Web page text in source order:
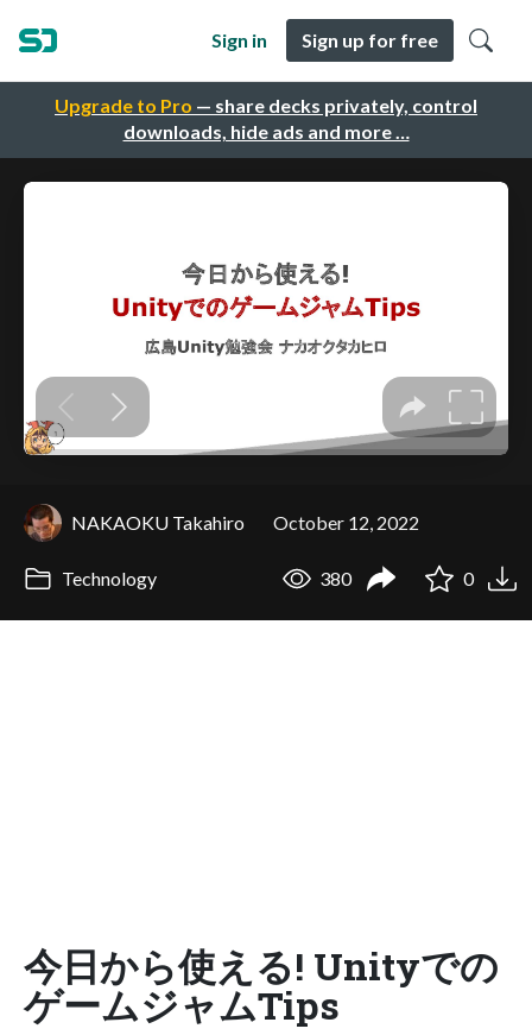
Upgrade to Pro — share decks privately, control
downloads, hide ads and more …
Sign in Sign up for free
NAKAOKU Takahiro October 12, 2022
Technology 380 0
今日から使える! Unityでの
ゲームジャムTips